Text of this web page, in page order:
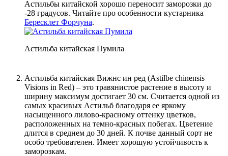
Астильбы китайской хорошо переносит заморозки до
-28 градусов. Читайте про особенности кустарника
Бересклет Форчуна.
Астильба китайская Пумила
Астильба китайская Вижнс ин ред (Astilbe chinensis
Visions in Red) – это травянистое растение в высоту и
ширину максимум достигает 30 см. Считается одной из
самых красивых Астильб благодаря ее яркому
насыщенного лилово-красному оттенку цветков,
расположенных на темно-красных побегах. Цветение
длится в среднем до 30 дней. К почве данный сорт не
особо требователен. Имеет хорошую устойчивость к
заморозкам.